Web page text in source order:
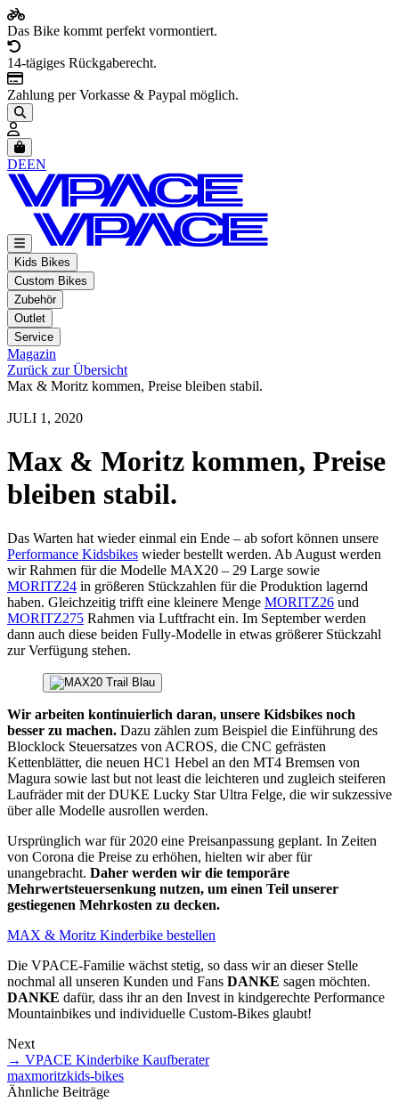
Das Bike kommt perfekt vormontiert.
14-tägiges Rückgaberecht.
Zahlung per Vorkasse & Paypal möglich.
Artikel im Warenkorb, Warenkorb anzeigen
DEEN
Kids Bikes
Custom Bikes
Zubehör
Outlet
Service
Magazin
Zurück zur Übersicht
Max & Moritz kommen, Preise bleiben stabil.
JULI 1, 2020
Max & Moritz kommen, Preise
bleiben stabil.
Das Warten hat wieder einmal ein Ende – ab sofort können unsere
Performance Kidsbikes wieder bestellt werden. Ab August werden
wir Rahmen für die Modelle MAX20 – 29 Large sowie
MORITZ24 in größeren Stückzahlen für die Produktion lagernd
haben. Gleichzeitig trifft eine kleinere Menge MORITZ26 und
MORITZ275 Rahmen via Luftfracht ein. Im September werden
dann auch diese beiden Fully-Modelle in etwas größerer Stückzahl
zur Verfügung stehen.
Wir arbeiten kontinuierlich daran, unsere Kidsbikes noch
besser zu machen. Dazu zählen zum Beispiel die Einführung des
Blocklock Steuersatzes von ACROS, die CNC gefrästen
Kettenblätter, die neuen HC1 Hebel an den MT4 Bremsen von
Magura sowie last but not least die leichteren und zugleich steiferen
Laufräder mit der DUKE Lucky Star Ultra Felge, die wir sukzessive
über alle Modelle ausrollen werden.
Ursprünglich war für 2020 eine Preisanpassung geplant. In Zeiten
von Corona die Preise zu erhöhen, hielten wir aber für
unangebracht. Daher werden wir die temporäre
Mehrwertsteuersenkung nutzen, um einen Teil unserer
gestiegenen Mehrkosten zu decken.
MAX & Moritz Kinderbike bestellen
Die VPACE-Familie wächst stetig, so dass wir an dieser Stelle
nochmal all unseren Kunden und Fans DANKE sagen möchten.
DANKE dafür, dass ihr an den Invest in kindgerechte Performance
Mountainbikes und individuelle Custom-Bikes glaubt!
Next
→ VPACE Kinderbike Kaufberater
maxmoritzkids-bikes
Ähnliche Beiträge